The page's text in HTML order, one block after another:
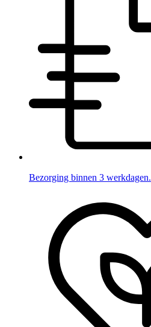
Bezorging binnen 3 werkdagen.